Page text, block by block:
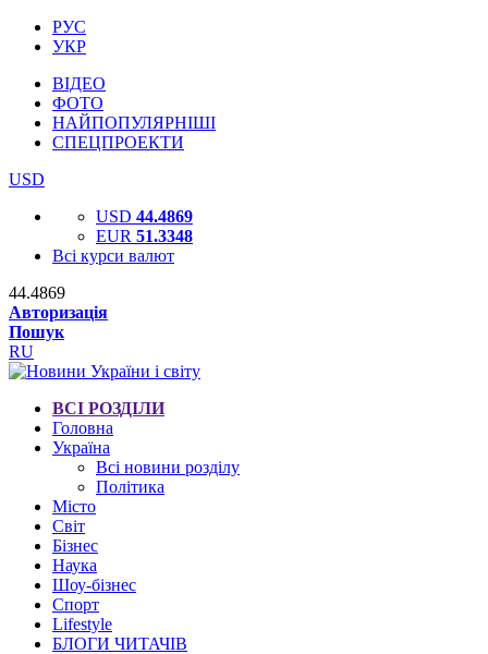
РУС
УКР
ВІДЕО
ФОТО
НАЙПОПУЛЯРНІШІ
СПЕЦПРОЕКТИ
USD
USD 44.4869
EUR 51.3348
Всі курси валют
44.4869
Авторизація
Пошук
RU
ВСІ РОЗДІЛИ
Головна
Україна
Всі новини розділу
Політика
Місто
Світ
Бізнес
Наука
Шоу-бізнес
Спорт
Lifestyle
БЛОГИ ЧИТАЧІВ